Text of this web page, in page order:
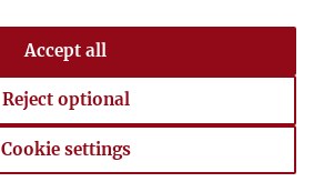
Accept all
Reject optional
Cookie settings